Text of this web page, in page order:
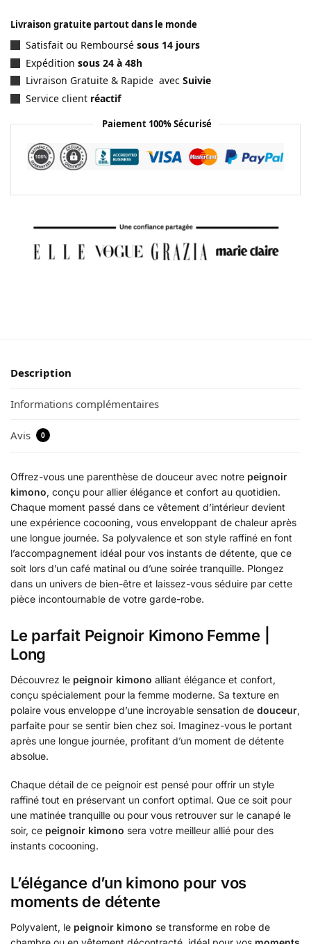
Livraison gratuite partout dans le monde
Satisfait ou Remboursé sous 14 jours
Expédition sous 24 à 48h
Livraison Gratuite & Rapide avec Suivie
Service client réactif
Paiement 100% Sécurisé
Description
Informations complémentaires
Avis 0
Offrez-vous une parenthèse de douceur avec notre peignoir
kimono, conçu pour allier élégance et confort au quotidien.
Chaque moment passé dans ce vêtement d’intérieur devient
une expérience cocooning, vous enveloppant de chaleur après
une longue journée. Sa polyvalence et son style raffiné en font
l’accompagnement idéal pour vos instants de détente, que ce
soit lors d’un café matinal ou d’une soirée tranquille. Plongez
dans un univers de bien-être et laissez-vous séduire par cette
pièce incontournable de votre garde-robe.
Le parfait Peignoir Kimono Femme |
Long
Découvrez le peignoir kimono alliant élégance et confort,
conçu spécialement pour la femme moderne. Sa texture en
polaire vous enveloppe d’une incroyable sensation de douceur,
parfaite pour se sentir bien chez soi. Imaginez-vous le portant
après une longue journée, profitant d’un moment de détente
absolue.
Chaque détail de ce peignoir est pensé pour offrir un style
raffiné tout en préservant un confort optimal. Que ce soit pour
une matinée tranquille ou pour vous retrouver sur le canapé le
soir, ce peignoir kimono sera votre meilleur allié pour des
instants cocooning.
L’élégance d’un kimono pour vos
moments de détente
Polyvalent, le peignoir kimono se transforme en robe de